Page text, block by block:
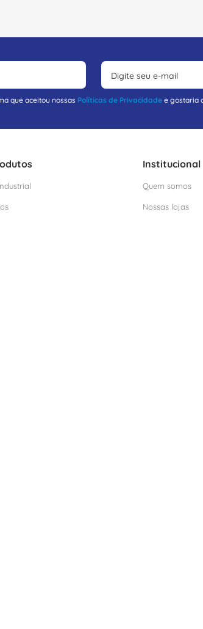
que aceitou nossas Políticas de Privacidade e gostaria
Institucional
Quem somos
Nossas lojas